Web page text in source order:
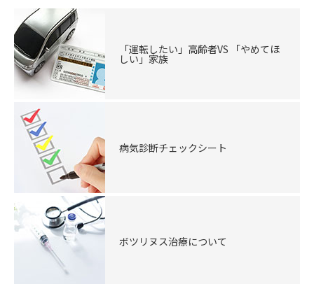
「運転したい」高齢者VS 「やめてほ
しい」家族
病気診断チェックシート
ボツリヌス治療について